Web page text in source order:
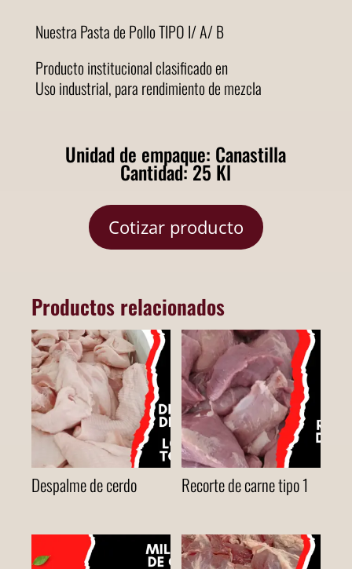
Nuestra Pasta de Pollo TIPO I/ A/ B
Producto institucional clasificado en
Uso industrial, para rendimiento de mezcla
Unidad de empaque: Canastilla
Cantidad: 25 Kl
Cotizar producto
Productos relacionados
Despalme de cerdo Recorte de carne tipo 1